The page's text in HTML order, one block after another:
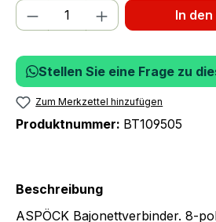
Produkt Anzahl: Gib
In
Stellen Sie eine Frage zu
Zum Merkzettel hinzufügen
Produktnummer: BT109505
Beschreibung
ASPÖCK Bajonettverbinder. 8-